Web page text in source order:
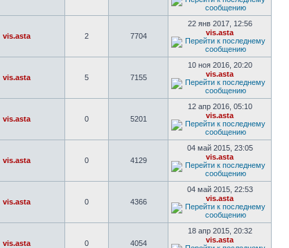
vis.asta 2 7704
22 янв 2017, 12:56
vis.asta
vis.asta 5 7155
10 ноя 2016, 20:20
vis.asta
vis.asta 0 5201
12 апр 2016, 05:10
vis.asta
vis.asta 0 4129
04 май 2015, 23:05
vis.asta
vis.asta 0 4366
04 май 2015, 22:53
vis.asta
vis.asta 0 4054
18 апр 2015, 20:32
vis.asta